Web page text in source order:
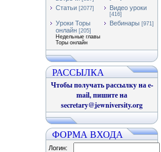
Статьи [2077] Видео уроки
[416]
Уроки Торы
онлайн [205]
Недельные главы
Торы онлайн
Вебинары [971]
РАССЫЛКА
Чтобы получать рассылку на e-
mail, пишите на
secretary@jewniversity.org
ФОРМА ВХОДА
Логин: